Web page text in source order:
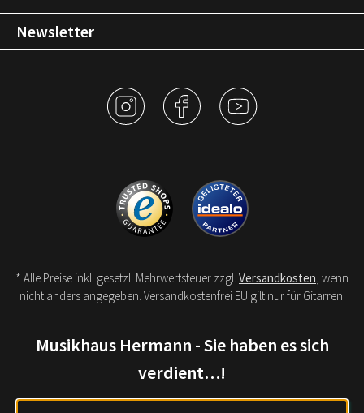
Newsletter
* Alle Preise inkl. gesetzl. Mehrwertsteuer zzgl. Versandkosten, wenn
nicht anders angegeben. Versandkostenfrei EU gilt nur für Gitarren.
Musikhaus Hermann - Sie haben es sich
verdient…!